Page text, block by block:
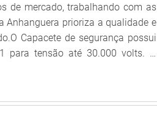
de mercado, trabalhando com as
Anhanguera prioriza a qualidade e
Capacete de segurança possui
para tensão até 30.000 volts. O
modelo aba frontal com
simp...